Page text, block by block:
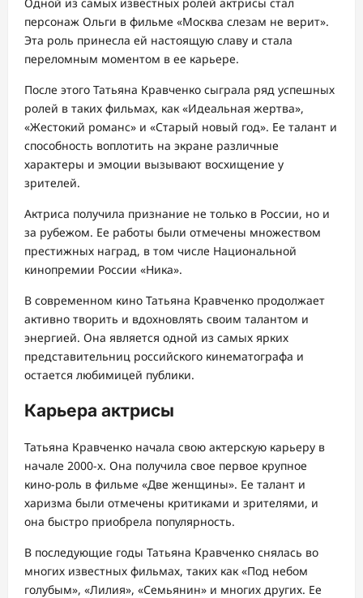
персонаж Ольги в фильме «Москва слезам не верит».
Эта роль принесла ей настоящую славу и стала
переломным моментом в ее карьере.
После этого Татьяна Кравченко сыграла ряд успешных
ролей в таких фильмах, как «Идеальная жертва»,
«Жестокий романс» и «Старый новый год». Ее талант и
способность воплотить на экране различные
характеры и эмоции вызывают восхищение у
зрителей.
Актриса получила признание не только в России, но и
за рубежом. Ее работы были отмечены множеством
престижных наград, в том числе Национальной
кинопремии России «Ника».
В современном кино Татьяна Кравченко продолжает
активно творить и вдохновлять своим талантом и
энергией. Она является одной из самых ярких
представительниц российского кинематографа и
остается любимицей публики.
Карьера актрисы
Татьяна Кравченко начала свою актерскую карьеру в
начале 2000-х. Она получила свое первое крупное
кино-роль в фильме «Две женщины». Ее талант и
харизма были отмечены критиками и зрителями, и
она быстро приобрела популярность.
В последующие годы Татьяна Кравченко снялась во
многих известных фильмах, таких как «Под небом
голубым», «Лилия», «Семьянин» и многих других. Ее